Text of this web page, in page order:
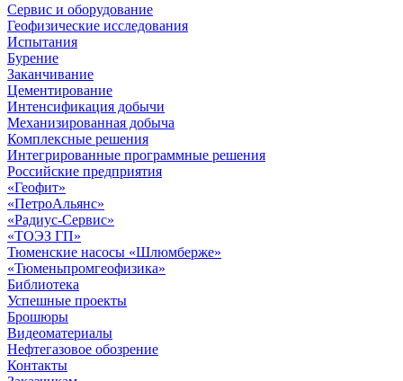
Сервис и оборудование
Геофизические исследования
Испытания
Бурение
Заканчивание
Цементирование
Интенсификация добычи
Механизированная добыча
Комплексные решения
Интегрированные программные решения
Российские предприятия
«Геофит»
«ПетроАльянс»
«Радиус-Сервис»
«ТОЭЗ ГП»
Тюменские насосы «Шлюмберже»
«Тюменьпромгеофизика»
Библиотека
Успешные проекты
Брошюры
Видеоматериалы
Нефтегазовое обозрение
Контакты